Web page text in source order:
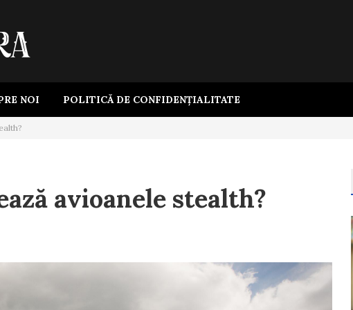
NOI POLITICĂ DE CONFIDENȚIALITATE
avioanele stealth?